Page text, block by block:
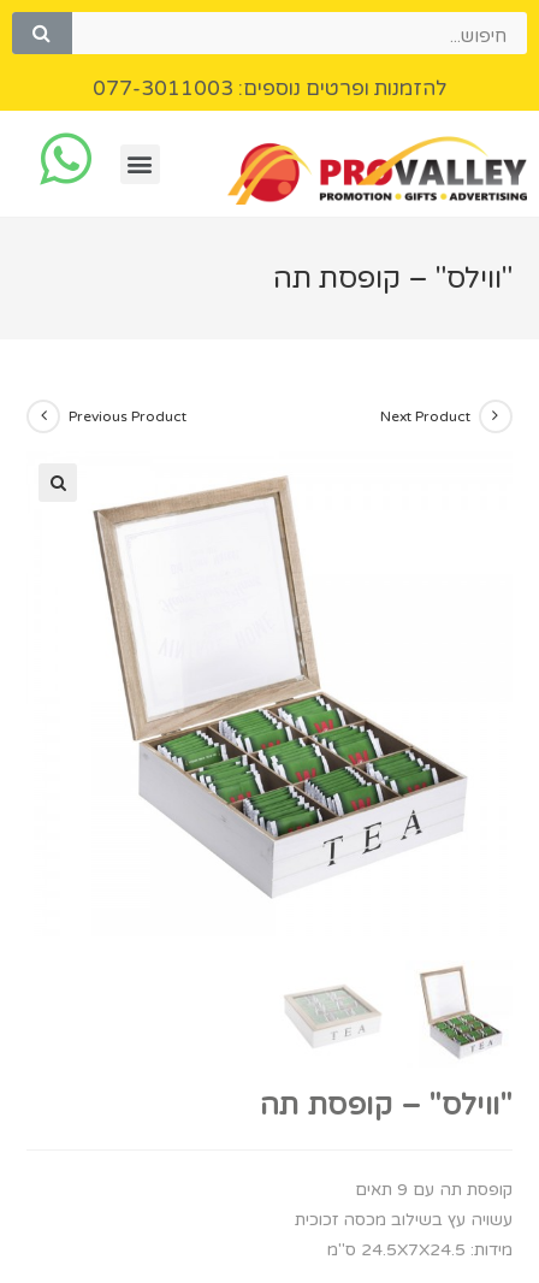
להזמנות ופרטים נוספים: 077-3011003
"ווילס" – קופסת תה
Next Product
Previous Product
"ווילס" – קופסת תה
קופסת תה עם 9 תאים
עשויה עץ בשילוב מכסה זכוכית
מידות: 24.5X7X24.5 ס"מ